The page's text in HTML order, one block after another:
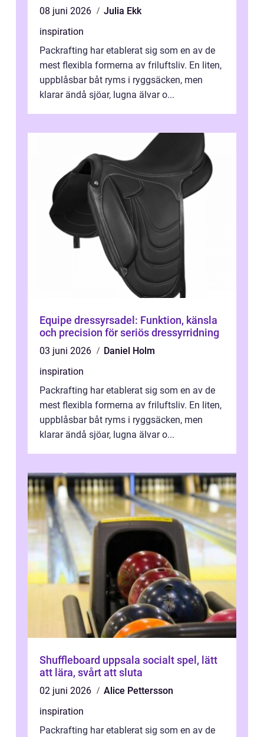
08 juni 2026
Julia Ekk
inspiration
Packrafting har etablerat sig som en av de
mest flexibla formerna av friluftsliv. En liten,
uppblåsbar båt ryms i ryggsäcken, men
klarar ändå sjöar, lugna älvar o...
Equipe dressyrsadel: Funktion, känsla
och precision för seriös dressyrridning
03 juni 2026
Daniel Holm
inspiration
Packrafting har etablerat sig som en av de
mest flexibla formerna av friluftsliv. En liten,
uppblåsbar båt ryms i ryggsäcken, men
klarar ändå sjöar, lugna älvar o...
Shuffleboard uppsala socialt spel, lätt
att lära, svårt att sluta
02 juni 2026
Alice Pettersson
inspiration
Packrafting har etablerat sig som en av de